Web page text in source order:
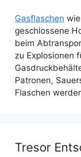
Gasflaschen
geschlossene
beim
zu Explosionen
Patronen,
Flaschen
Tresor